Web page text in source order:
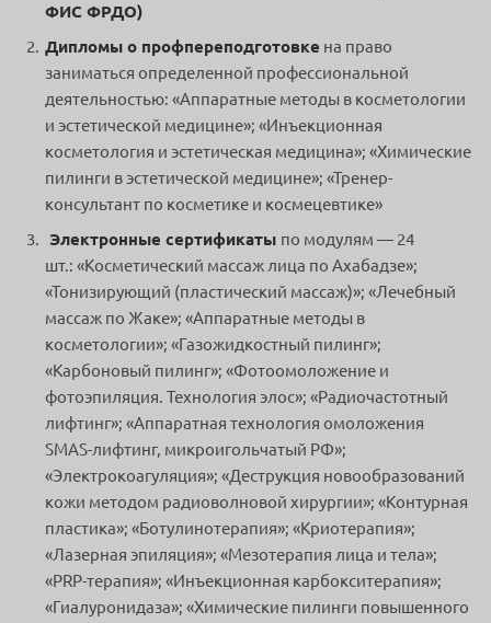
ФИС ФРДО)
Дипломы о профпереподготовке на право
заниматься определенной профессиональной
деятельностью: «Аппаратные методы в косметологии
и эстетической медицине»; «Инъекционная
косметология и эстетическая медицина»; «Химические
пилинги в эстетической медицине»; «Тренер-
консультант по косметике и космецевтике»
Электронные сертификаты по модулям — 24
шт.: «Косметический массаж лица по Ахабадзе»;
«Тонизирующий (пластический массаж)»; «Лечебный
массаж по Жаке»; «Аппаратные методы в
косметологии»; «Газожидкостный пилинг»;
«Карбоновый пилинг»; «Фотоомоложение и
фотоэпиляция. Технология элос»; «Радиочастотный
лифтинг»; «Аппаратная технология омоложения
SMAS-лифтинг, микроигольчатый РФ»;
«Электрокоагуляция»; «Деструкция новообразований
кожи методом радиоволновой хирургии»; «Контурная
пластика»; «Ботулинотерапия»; «Криотерапия»;
«Лазерная эпиляция»; «Мезотерапия лица и тела»;
«PRP-терапия»; «Инъекционная карбокситерапия»;
«Гиалуронидаза»; «Химические пилинги повышенного